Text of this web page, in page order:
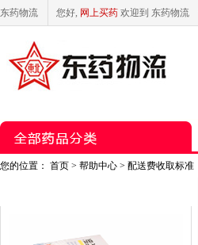
东药物流 您好, 网上买药 欢迎到 东药物流
您的位置： 首页 > 帮助中心 > 配送费收取标准